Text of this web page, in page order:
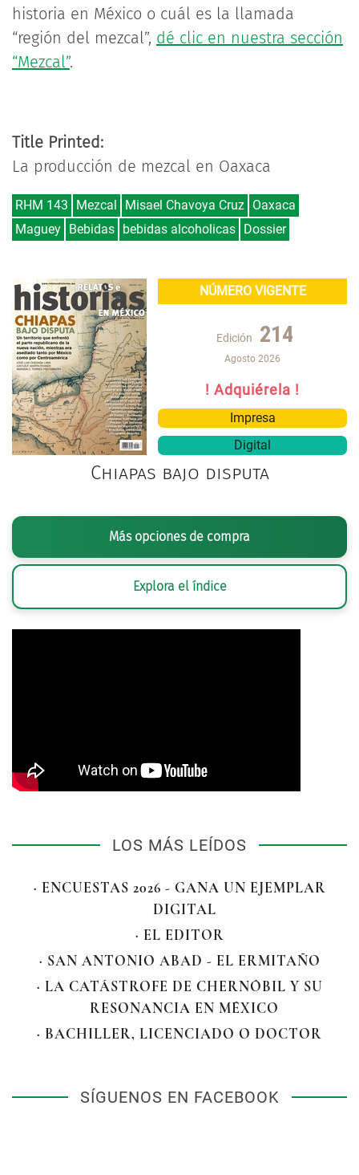
historia en México o cuál es la llamada
“región del mezcal”, dé clic en nuestra sección
“Mezcal”.
Title Printed:
La producción de mezcal en Oaxaca
RHM 143 Mezcal Misael Chavoya Cruz Oaxaca
Maguey Bebidas bebidas alcoholicas Dossier
NÚMERO VIGENTE
Edición 214
Agosto 2026
! Adquiérela !
Impresa
Digital
Chiapas bajo disputa
Más opciones de compra
Explora el índice
LOS MÁS LEÍDOS
· ENCUESTAS 2026 - GANA UN EJEMPLAR
DIGITAL
· EL EDITOR
· SAN ANTONIO ABAD - EL ERMITAÑO
· LA CATÁSTROFE DE CHERNÓBIL Y SU
RESONANCIA EN MÉXICO
· BACHILLER, LICENCIADO O DOCTOR
SÍGUENOS EN FACEBOOK